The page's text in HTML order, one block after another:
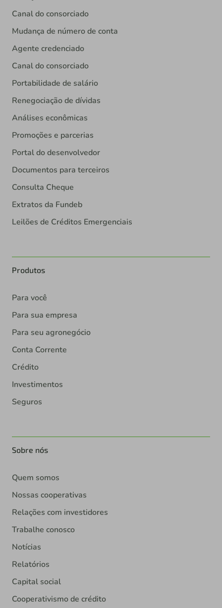
Canal do consorciado
Mudança de número de conta
Agente credenciado
Canal do consorciado
Portabilidade de salário
Renegociação de dívidas
Análises econômicas
Promoções e parcerias
Portal do desenvolvedor
Documentos para terceiros
Consulta Cheque
Extratos da Fundeb
Leilões de Créditos Emergenciais
Produtos
Para você
Para sua empresa
Para seu agronegócio
Conta Corrente
Crédito
Investimentos
Seguros
Sobre nós
Quem somos
Nossas cooperativas
Relações com investidores
Trabalhe conosco
Notícias
Relatórios
Capital social
Cooperativismo de crédito